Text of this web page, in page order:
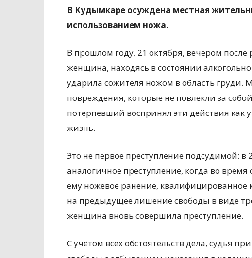
В Кудымкаре осуждена местная
использованием ножа.
В прошлом году, 21 октября, вечером
женщина, находясь в состоянии
ударила сожителя ножом в область груди.
повреждения, которые не повлекли за
потерпевший воспринял эти действия как
жизнь.
Это не первое преступление подсудимой: в
аналогичное преступление, когда во
ему ножевое ранение, квалифицированное
на предыдущее лишение свободы в виде
женщина вновь совершила преступление.
С учётом всех обстоятельств дела, судья